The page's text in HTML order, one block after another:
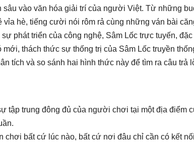
sâu vào văn hóa giải trí của người Việt. Từ những
hè, tiếng cười nói rôm rả cùng những ván bài
phát triển của công nghệ, Sâm Lốc trực tuyến,
mới, thách thức sự thống trị của Sâm Lốc truyền
tích và so sánh hai hình thức này để tìm ra câu trả
tập trung đông đủ của người chơi tại một địa điểm
chơi bất cứ lúc nào, bất cứ nơi đâu chỉ cần có kết